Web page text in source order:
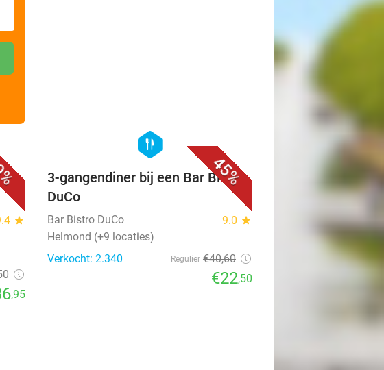
star
,95
45%
hexagon
food
3-gangendiner bij een Bar Bistro
DuCo
Bar Bistro DuCo 9.0 star
Helmond (+9 locaties)
Verkocht: 2.340
Regulier €40,60
€22,50